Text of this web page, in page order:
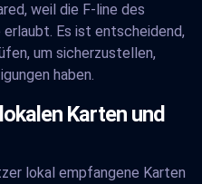
weil die F-line des
Es ist entscheidend,
um sicherzustellen,
haben.
Karten und
lokal empfangene Karten